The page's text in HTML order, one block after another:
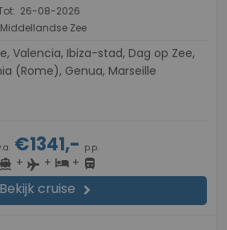
26-08-2026
Zee
(Rome), Genua, Marseille
€1341,- p.p.
directions_boat + flight + hotel+ directions_bus
Bekijk cruise chevron_right